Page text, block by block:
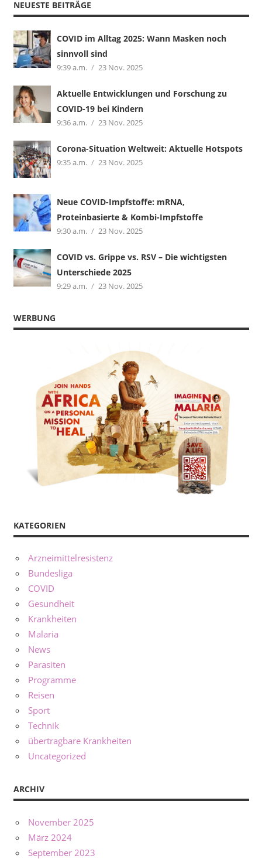
NEUESTE BEITRÄGE
COVID im Alltag 2025: Wann Masken noch
sinnvoll sind
9:39 a.m. 23 Nov. 2025
Aktuelle Entwicklungen und Forschung zu
COVID-19 bei Kindern
9:36 a.m. 23 Nov. 2025
Corona-Situation Weltweit: Aktuelle Hotspots
9:35 a.m. 23 Nov. 2025
Neue COVID-Impfstoffe: mRNA,
Proteinbasierte & Kombi-Impfstoffe
9:30 a.m. 23 Nov. 2025
COVID vs. Grippe vs. RSV – Die wichtigsten
Unterschiede 2025
9:29 a.m. 23 Nov. 2025
WERBUNG
KATEGORIEN
Arzneimittelresistenz
Bundesliga
COVID
Gesundheit
Krankheiten
Malaria
News
Parasiten
Programme
Reisen
Sport
Technik
übertragbare Krankheiten
Uncategorized
ARCHIV
November 2025
März 2024
September 2023